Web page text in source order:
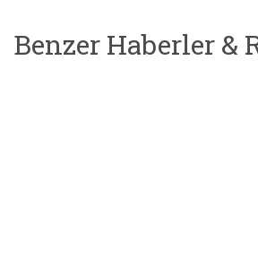
Benzer Haberler &